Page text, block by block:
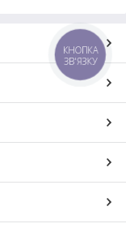
КНОПКА
ЗВ'ЯЗКУ